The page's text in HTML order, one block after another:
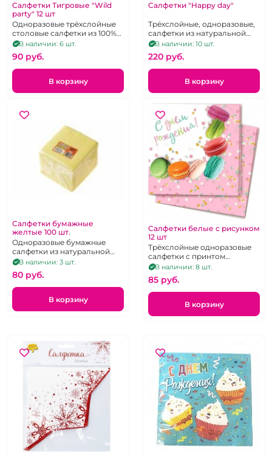
Салфетки Тигровые "Wild
party" 12 шт
Одноразовые трёхслойные
столовые салфетки из 100%
целюллозы
В наличии: 6 шт.
90 pуб.
В корзину
Салфетки "Happy day"
Трёхслойные, одноразовые,
салфетки из натуральной
целюллозы большого
формата. 33х33 см. 12 шт.
В наличии: 10 шт.
220 pуб.
В корзину
Салфетки бумажные
желтые 100 шт.
Одноразовые бумажные
салфетки из натуральной
целюллозы жёлтого цвета.
22 Х 22 см. 100 шт.
В наличии: 3 шт.
80 pуб.
В корзину
Салфетки белые с рисунком
12 шт
Трёхслойные одноразовые
салфетки с принтом
нанесённым
водорастворимыми
красками 24Х24 см. 12 шт.
В наличии: 8 шт.
85 pуб.
В корзину